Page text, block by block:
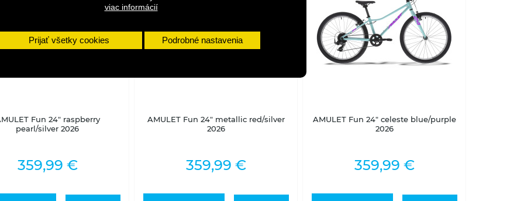
viac informácií
Prijať všetky cookies Podrobné nastavenia
Fun 24" raspberry
pearl/silver 2026
359,99 €
AMULET Fun 24" metallic red/silver
2026
359,99 €
AMULET Fun 24" celeste blue/purple
2026
359,99 €